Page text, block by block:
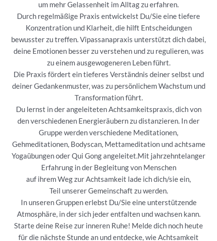
um mehr Gelassenheit im Alltag zu erfahren.
Durch regelmäßige Praxis entwickelst Du/Sie eine tiefere
Konzentration und Klarheit, die hilft Entscheidungen
bewusster zu treffen. Vipassanapraxis unterstützt dich dabei,
deine Emotionen besser zu verstehen und zu regulieren, was
zu einem ausgewogeneren Leben führt.
Die Praxis fördert ein tieferes Verständnis deiner selbst und
deiner Gedankenmuster, was zu persönlichem Wachstum und
Transformation führt.
Du lernst in der angeleiteten Achtsamkeitspraxis, dich von
den verschiedenen Energieräubern zu distanzieren. In der
Gruppe werden verschiedene Meditationen,
Gehmeditationen, Bodyscan, Mettameditation und achtsame
Yogaübungen oder Qui Gong angeleitet.Mit jahrzehntelanger
Erfahrung in der Begleitung von Menschen
auf ihrem Weg zur Achtsamkeit lade ich dich/sie ein,
Teil unserer Gemeinschaft zu werden.
In unseren Gruppen erlebst Du/Sie eine unterstützende
Atmosphäre, in der sich jeder entfalten und wachsen kann.
Starte deine Reise zur inneren Ruhe! Melde dich noch heute
für die nächste Stunde an und entdecke, wie Achtsamkeit